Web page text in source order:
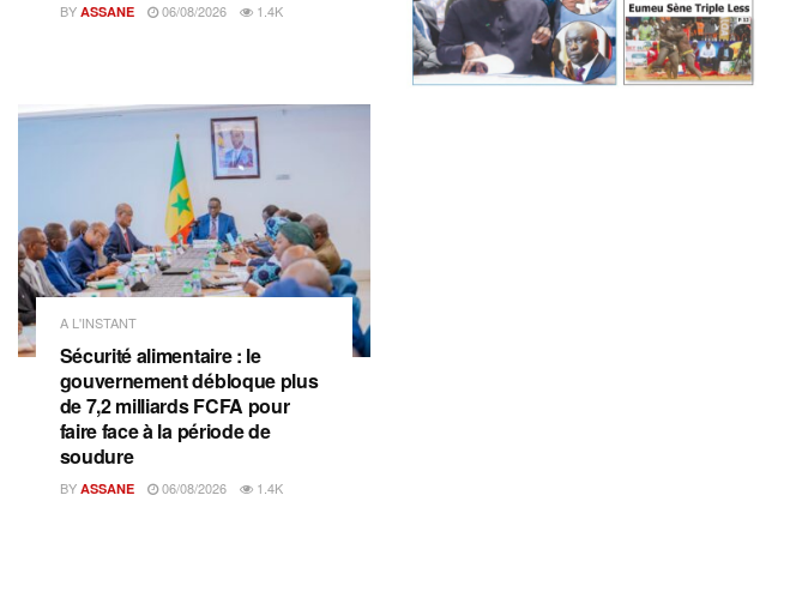
BY ASSANE 06/08/2026 1.4K
A L'INSTANT
Sécurité alimentaire : le
gouvernement débloque plus
de 7,2 milliards FCFA pour
faire face à la période de
soudure
BY ASSANE 06/08/2026 1.4K